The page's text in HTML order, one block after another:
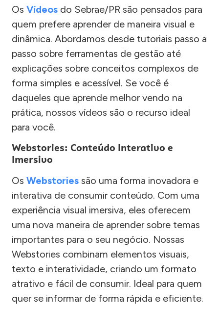
Os Vídeos do Sebrae/PR são pensados para
quem prefere aprender de maneira visual e
dinâmica. Abordamos desde tutoriais passo a
passo sobre ferramentas de gestão até
explicações sobre conceitos complexos de
forma simples e acessível. Se você é
daqueles que aprende melhor vendo na
prática, nossos vídeos são o recurso ideal
para você.
Webstories: Conteúdo Interativo e
Imersivo
Os Webstories são uma forma inovadora e
interativa de consumir conteúdo. Com uma
experiência visual imersiva, eles oferecem
uma nova maneira de aprender sobre temas
importantes para o seu negócio. Nossas
Webstories combinam elementos visuais,
texto e interatividade, criando um formato
atrativo e fácil de consumir. Ideal para quem
quer se informar de forma rápida e eficiente.